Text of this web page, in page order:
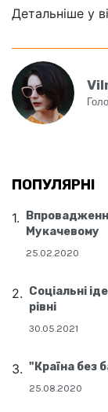
Детальніше у
ПОПУЛЯРНІ
Мукачевому
25.02.2020
Соціальні
рівні
30.05.2021
"Країна без
25.08.2020